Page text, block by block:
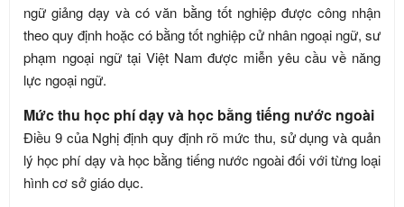
ngữ giảng dạy và có văn bằng tốt nghiệp được công nhận
theo quy định hoặc có bằng tốt nghiệp cử nhân ngoại ngữ, sư
phạm ngoại ngữ tại Việt Nam được miễn yêu cầu về năng
lực ngoại ngữ.
Mức thu học phí dạy và học bằng tiếng nước ngoài
Điều 9 của Nghị định quy định rõ mức thu, sử dụng và quản
lý học phí dạy và học bằng tiếng nước ngoài đối với từng loại
hình cơ sở giáo dục.